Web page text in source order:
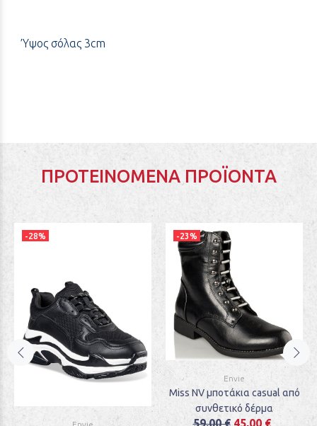
Ύψος σόλας 3cm
ΠΡΟΤΕΙΝΌΜΕΝΑ ΠΡΟΪΌΝΤΑ
-28% -23%
Envie
Miss NV μποτάκια casual από
συνθετικό δέρμα
59,00 € 45,00 €